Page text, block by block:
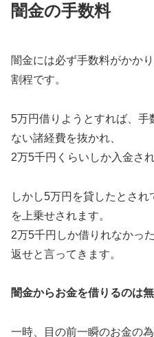
闇金の手数料
闇金には必ず手数料がかか
割程です。
5万円借りようとすれば、手
ない諸経費を抜かれ、
2万5千円くらいしか入金され
しかし5万円を貸したとさ
を上乗せされます。
2万5千円しか借りれなかっ
返せと言ってきます。
闇金からお金を借りるのは
一時、目の前一瞬のお金の